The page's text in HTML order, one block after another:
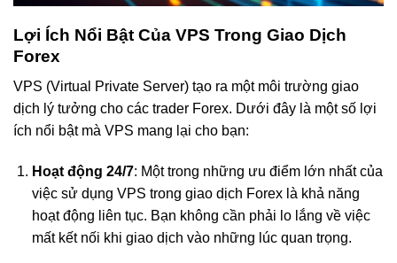
Lợi Ích Nổi Bật Của VPS Trong Giao Dịch
Forex
VPS (Virtual Private Server) tạo ra một môi trường giao
dịch lý tưởng cho các trader Forex. Dưới đây là một số lợi
ích nổi bật mà VPS mang lại cho bạn:
Hoạt động 24/7: Một trong những ưu điểm lớn nhất của
việc sử dụng VPS trong giao dịch Forex là khả năng
hoạt động liên tục. Bạn không cần phải lo lắng về việc
mất kết nối khi giao dịch vào những lúc quan trọng.